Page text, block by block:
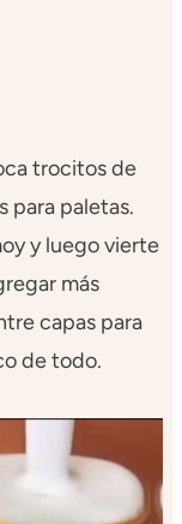
trocitos de
para paletas.
y luego vierte
más
capas para
de todo.